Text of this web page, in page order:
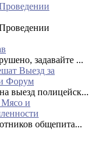
задавайте ...
Выезд за
Форум
выезд полицейск...
и
общепита...